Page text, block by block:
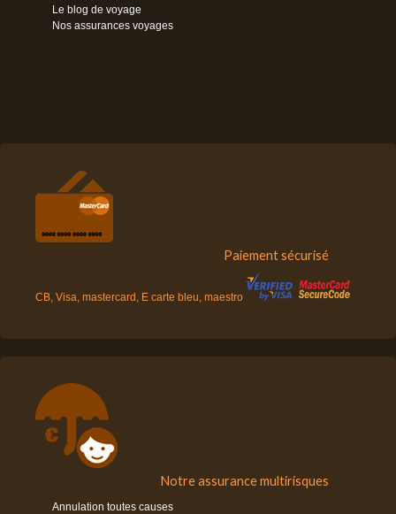
Le blog de voyage
Nos assurances voyages
Paiement sécurisé
CB, Visa, mastercard, E carte bleu, maestro
Notre assurance multirisques
Annulation toutes causes